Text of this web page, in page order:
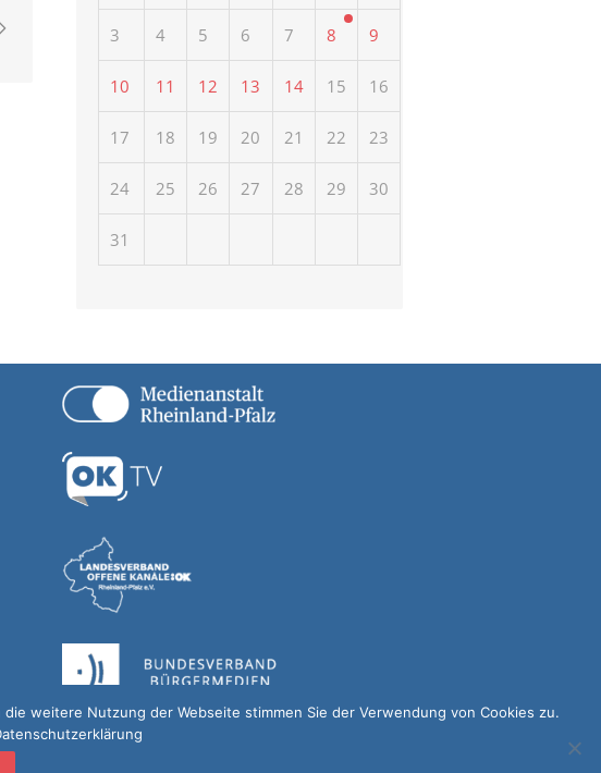
3 4 5 6 7 8 9
10 11 12 13 14 15 16
17 18 19 20 21 22 23
24 25 26 27 28 29 30
31
weitere Nutzung der Webseite stimmen Sie der Verwendung von Cookies zu.